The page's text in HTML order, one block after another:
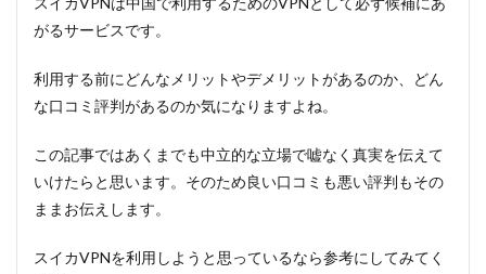
がるサービスです。
利用する前にどんなメリットやデメリットがあるのか、どん
な口コミ評判があるのか気になりますよね。
この記事ではあくまでも中立的な立場で嘘なく真実を伝えて
いけたらと思います。そのため良い口コミも悪い評判もその
ままお伝えします。
スイカVPNを利用しようと思っているなら参考にしてみてく